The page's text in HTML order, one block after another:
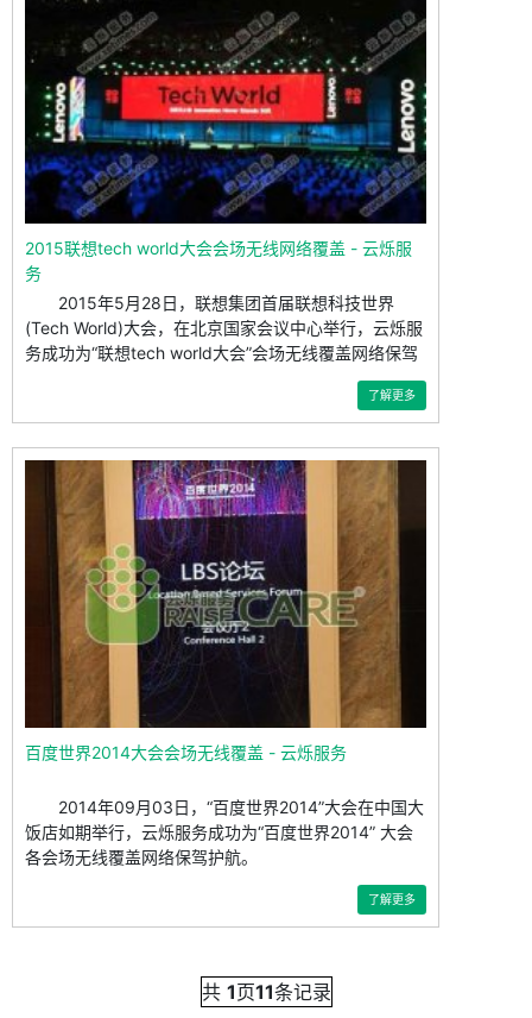
2015联想tech world大会会场无线网络覆盖 - 云烁服
务
2015年5月28日，联想集团首届联想科技世界
(Tech World)大会，在北京国家会议中心举行，云烁服
务成功为“联想tech world大会”会场无线覆盖网络保驾
了解更多
百度世界2014大会会场无线覆盖 - 云烁服务
2014年09月03日，“百度世界2014”大会在中国大
饭店如期举行，云烁服务成功为“百度世界2014” 大会
各会场无线覆盖网络保驾护航。
了解更多
共 1页11条记录